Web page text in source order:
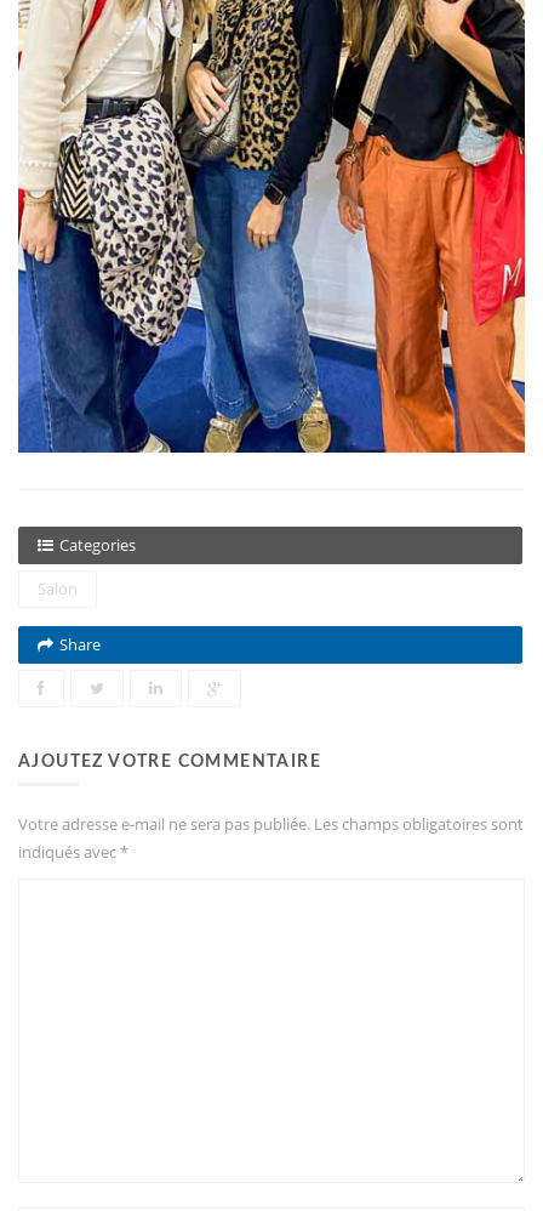
Categories
Salon
Share
AJOUTEZ VOTRE COMMENTAIRE
Votre adresse e-mail ne sera pas publiée. Les champs obligatoires sont
indiqués avec*